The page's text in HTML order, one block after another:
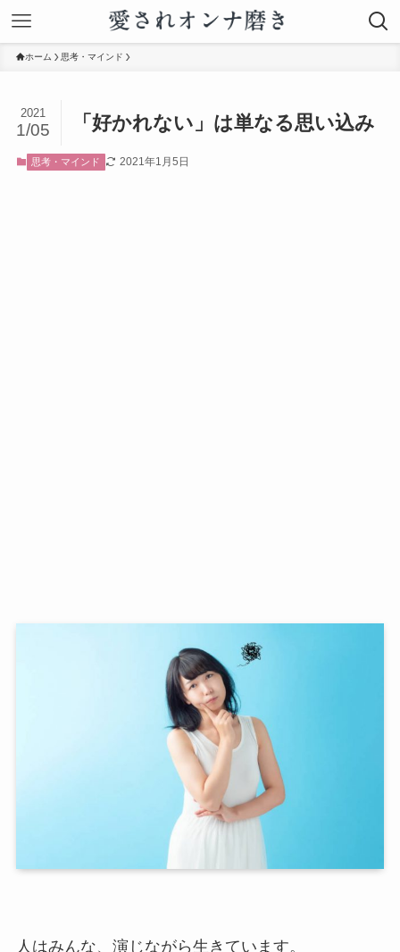
ホーム 思考・マインド
「好かれない」は単なる思い込み
2021
1/05
思考・マインド 2021年1月5日
人はみんな、演じながら生きています。